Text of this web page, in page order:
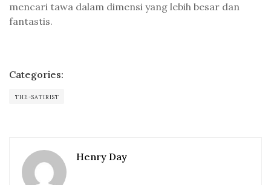
mencari tawa dalam dimensi yang lebih besar dan
fantastis.
Categories:
THE-SATIRIST
Henry Day